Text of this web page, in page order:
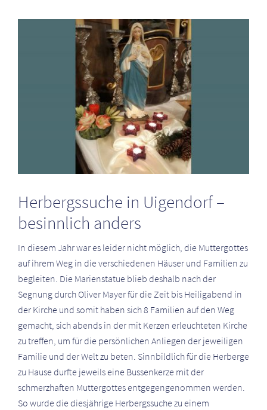
Herbergssuche in Uigendorf –
besinnlich anders
In diesem Jahr war es leider nicht möglich, die Muttergottes
auf ihrem Weg in die verschiedenen Häuser und Familien zu
begleiten. Die Marienstatue blieb deshalb nach der
Segnung durch Oliver Mayer für die Zeit bis Heiligabend in
der Kirche und somit haben sich 8 Familien auf den Weg
gemacht, sich abends in der mit Kerzen erleuchteten Kirche
zu treffen, um für die persönlichen Anliegen der jeweiligen
Familie und der Welt zu beten. Sinnbildlich für die Herberge
zu Hause durfte jeweils eine Bussenkerze mit der
schmerzhaften Muttergottes entgegengenommen werden.
So wurde die diesjährige Herbergssuche zu einem